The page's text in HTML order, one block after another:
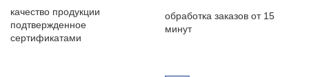
качество продукции
подтвержденное
сертификатами
обработка заказов от 15
минут